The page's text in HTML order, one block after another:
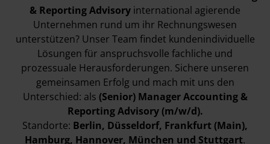
& Reporting Advisory international agierende
Unternehmen rund um ihr Rechnungswesen
unterstützen? Unser Team findet kundenindividuelle
Lösungen für anspruchsvolle fachliche und
prozessuale Herausforderungen. Sichere unseren
gemeinsamen Erfolg und mach mit uns den
Unterschied: als (Senior) Manager Accounting &
Reporting Advisory (m/w/d).
Standorte: Berlin, Düsseldorf, Frankfurt (Main),
Hamburg, Hannover, München und Stuttgart.